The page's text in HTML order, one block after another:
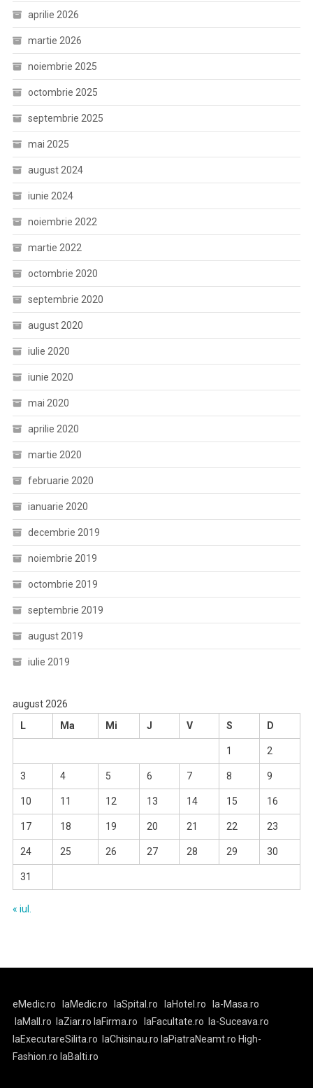
aprilie 2026
martie 2026
noiembrie 2025
octombrie 2025
septembrie 2025
mai 2025
august 2024
iunie 2024
noiembrie 2022
martie 2022
octombrie 2020
septembrie 2020
august 2020
iulie 2020
iunie 2020
mai 2020
aprilie 2020
martie 2020
februarie 2020
ianuarie 2020
decembrie 2019
noiembrie 2019
octombrie 2019
septembrie 2019
august 2019
iulie 2019
august 2026
L
Ma Mi J V S D
1 2
3 4 5 6 7 8 9
10 11 12 13 14 15 16
17 18 19 20 21 22 23
24 25 26 27 28 29 30
31
« iul.
eMedic.ro laMedic.ro laSpital.ro laHotel.ro
la-Masa.ro
laMall.ro laZiar.rolaFirma.ro laFacultate.ro la-Suceava.ro
laExecutareSilita.ro laChisinau.ro laPiatraNeamt.ro High-
Fashion.ro laBalti.ro